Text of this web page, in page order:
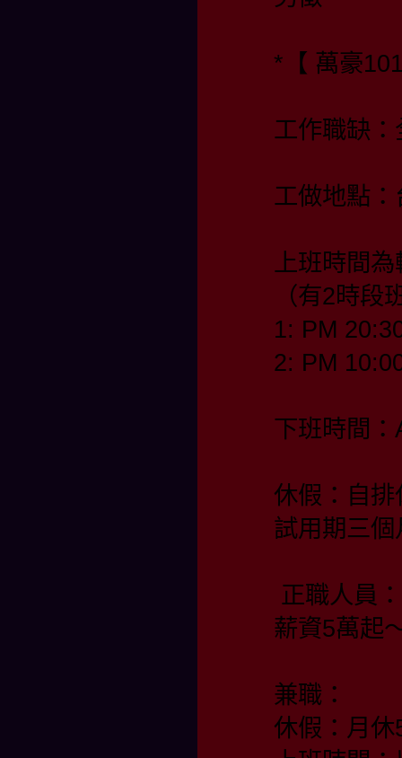
*【 萬豪
工作職缺
工做地點
上班時間
（有2時段
1: PM
2: PM
下班時間
休假：自
試用期三
正職人員：
薪資5萬起
兼職：
休假：月休